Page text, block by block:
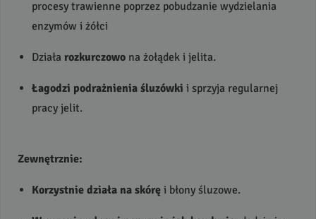
procesy trawienne poprzez pobudzanie wydzielania
enzymów i żółci
Działa rozkurczowo na żołądek i jelita.
Łagodzi podrażnienia śluzówki i sprzyja regularnej
pracy jelit.
Zewnętrznie:
Korzystnie działa na skórę i błony śluzowe.